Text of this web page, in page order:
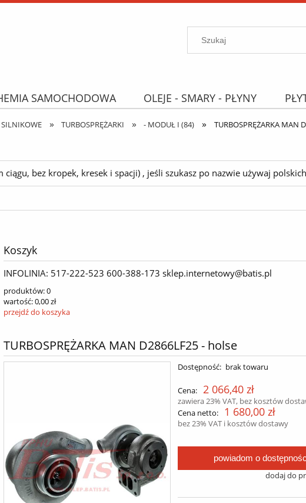
SAMOCHODOWA OLEJE - SMARY - PŁYNY
PROMOCJE WYPRZEDAŻ Wyszukiwarka
» TURBOSPRĘŻARKI » - MODUŁ I (84) » TURBOSPRĘŻARKA MAN
bez kropek, kresek i spacji) , jeśli szukasz po nazwie używaj
Koszyk
INFOLINIA: 517-222-523 600-388-173 sklep.internetowy@batis.pl
produktów:0
wartość:0,00 zł
przejdź do koszyka
TURBOSPRĘŻARKA MAN D2866LF25 - holse
Dostępność: brak towaru
Cena: 2 066,40 zł
zawiera 23% VAT, bez kosztów
Cena netto:
1 680,00 zł
bez 23% VAT i kosztów dostawy
powiadom o
dodaj do